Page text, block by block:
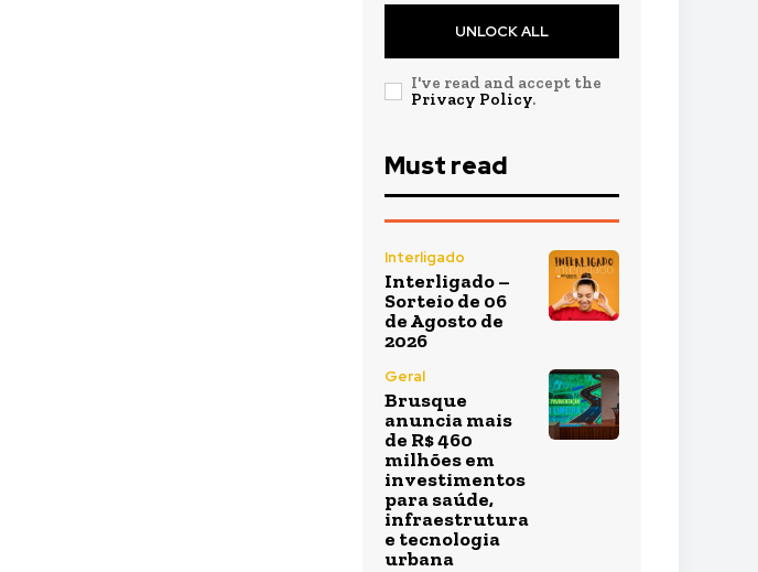
UNLOCK ALL
I've read and accept the
Privacy Policy.
Must read
Interligado
Interligado –
Sorteio de 06
de Agosto de
2026
Geral
Brusque
anuncia mais
de R$ 460
milhões em
investimentos
para saúde,
infraestrutura
e tecnologia
urbana